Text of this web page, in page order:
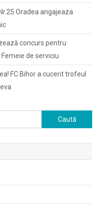
Oradea angajeaza
concurs pentru
de serviciu
FC Bihor a cucerit trofeul
Caută
după: